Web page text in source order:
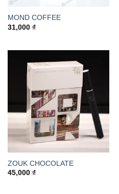
MOND COFFEE
31,000 ₫
ZOUK CHOCOLATE
45,000 ₫